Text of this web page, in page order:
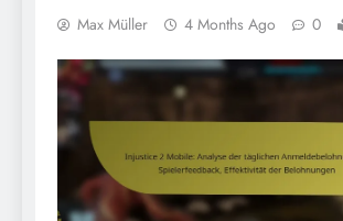
Max Müller 4 Months Ago 0